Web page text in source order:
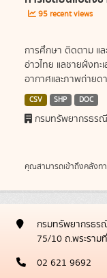
95 recent views
การศึกษา ติดตาม แล
อ่าวไทย แลชายฝั่งท
อากาศและภาพถ่ายด
CSV SHP DOC
กรมทรัพยากรธรณี
คุณสามารถเข้าถึงคลังท
กรมทรัพยากรธร
75/10 ถ.พระราม
02 621 9692